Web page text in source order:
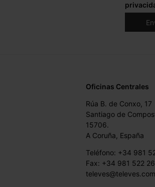
Oficinas Centrales
Rúa B. de Conxo, 17
Santiago de
15706.
A Coruña, España
Teléfono: +34 981
Fax: +34 981 522
televes@televes.com